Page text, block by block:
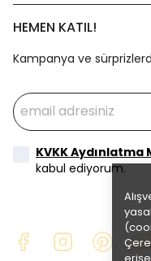
HEMEN KATIL!
Kampanya ve
KVKK Aydınlatma
kabul ediyorum.